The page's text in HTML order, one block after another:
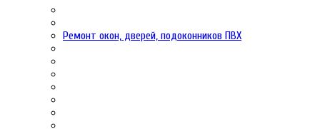
Ремонт окон, дверей, подоконников ПВХ